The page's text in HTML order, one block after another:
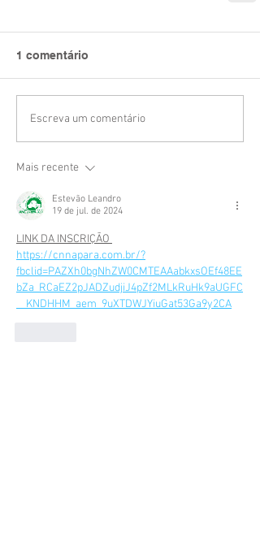
1 comentário
Escreva um comentário
Mais recente
Estevão Leandro
19 de jul. de 2024
LINK DA INSCRIÇÃO
https://cnnapara.com.br/?
fbclid=PAZXh0bgNhZW0CMTEAAabkxsOEf48EE
bZa_RCaEZ2pJADZudjiJ4pZf2MLkRuHk9aUGFC
__KNDHHM_aem_9uXTDWJYiuGat53Ga9y2CA